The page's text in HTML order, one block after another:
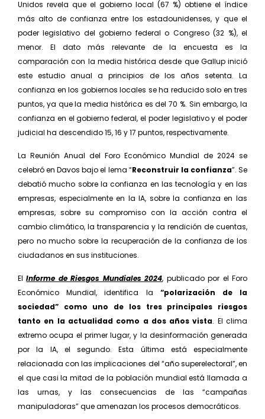
Unidos revela que el gobierno local (67 %) obtiene el índice
más alto de confianza entre los esta­dounidenses, y que el
poder legislativo del gobierno federal o Congreso (32 %), el
menor. El dato más rele­vante de la encuesta es la
comparación con la media histórica desde que Gallup inició
este estudio anual a principios de los años setenta. La
confianza en los gobiernos locales se ha reducido solo en tres
puntos, ya que la media histórica es del 70 %. Sin embargo, la
confianza en el gobierno federal, el poder legislativo y el poder
judicial ha descendido 15, 16 y 17 puntos, respectivamente.
La Reunión Anual del Foro Económico Mundial de 2024 se
celebró en Davos bajo el lema “Reconstruir la confianza”. Se
debatió mucho sobre la confianza en las tecnología y en las
empresas, especialmente en la IA, sobre la confianza en las
empresas, sobre su compromiso con la acción contra el
cambio climático, la transparencia y la rendi­ción de cuentas,
pero no mucho sobre la recuperación de la confianza de los
ciudadanos en sus instituciones.
ElInforme de Riesgos Mundiales 2024, publicado por el Foro
Económico Mundial, identifica la “polarización de la
sociedad” como uno de los tres principales riesgos
tanto en la actualidad como a dos años vista. El clima
extremo ocupa el primer lugar, y la desinformación generada
por la IA, el segundo. Esta última está especialmente
relacionada con las implicaciones del “año superelectoral”, en
el que casi la mitad de la población mundial está llamada a
las urnas, y las consecuencias de las “campañas
manipuladoras” que amenazan los procesos democráticos.